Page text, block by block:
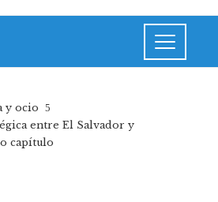
y ocio
entre El Salvador y
capítulo